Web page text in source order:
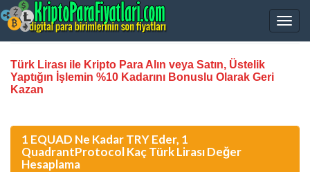
Türk Lirası ile Kripto Para Alın veya Satın, Üstelik
Yaptığın İşlemin %10 Kadarını Bonuslu Olarak Geri
Kazan
1 EQUAD Ne Kadar TRY Eder, 1
QuadrantProtocol Kaç Türk Lirası Değer
Hesaplama